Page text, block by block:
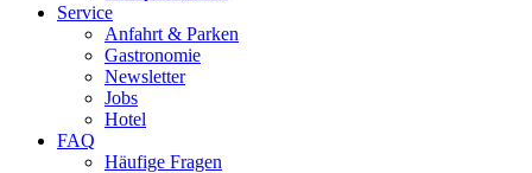
Service
Anfahrt & Parken
Gastronomie
Newsletter
Jobs
Hotel
FAQ
Häufige Fragen